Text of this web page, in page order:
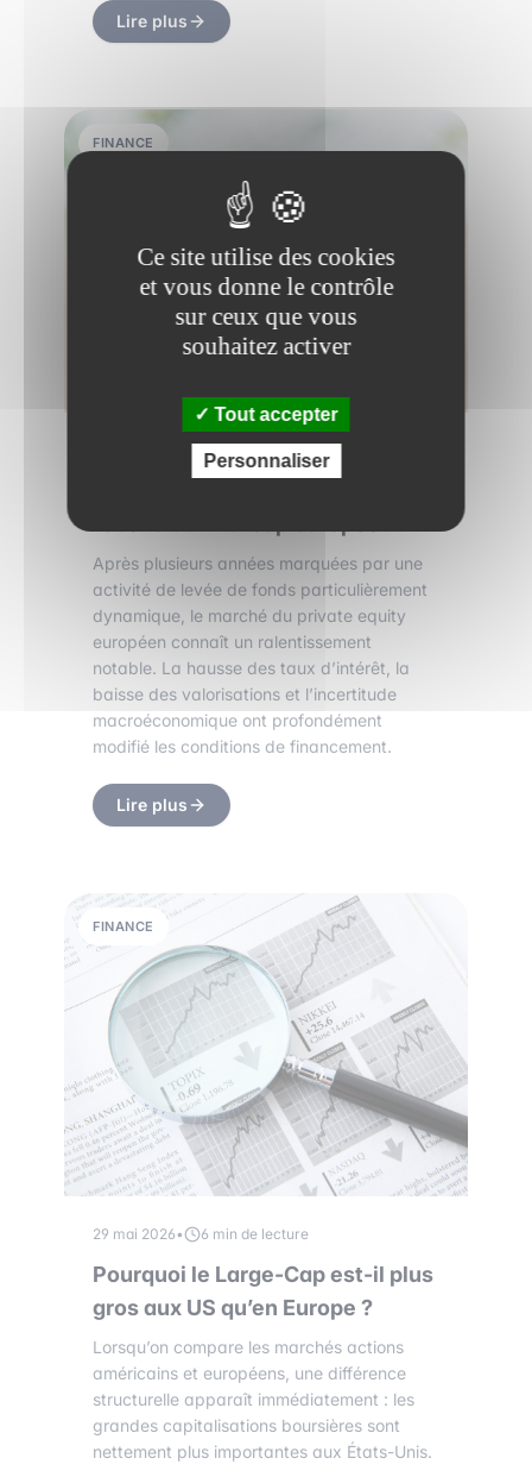
Lire plus
FINANCE
4 min de lecture
Après plusieurs années marquées par une
activité de levée de fonds particulièrement
dynamique, le marché du private equity
européen connaît un ralentissement
notable. La hausse des taux d’intérêt, la
baisse des valorisations et l’incertitude
macroéconomique ont profondément
modifié les conditions de financement.
Lire plus
FINANCE
29 mai 2026• 6 min de lecture
Pourquoi le Large-Cap est-il plus
gros aux US qu’en Europe ?
Lorsqu’on compare les marchés actions
américains et européens, une différence
structurelle apparaît immédiatement : les
grandes capitalisations boursières sont
nettement plus importantes aux États-Unis.
Ce site utilise des cookies
et vous donne le contrôle
sur ceux que vous
souhaitez activer
Tout accepter
Personnaliser